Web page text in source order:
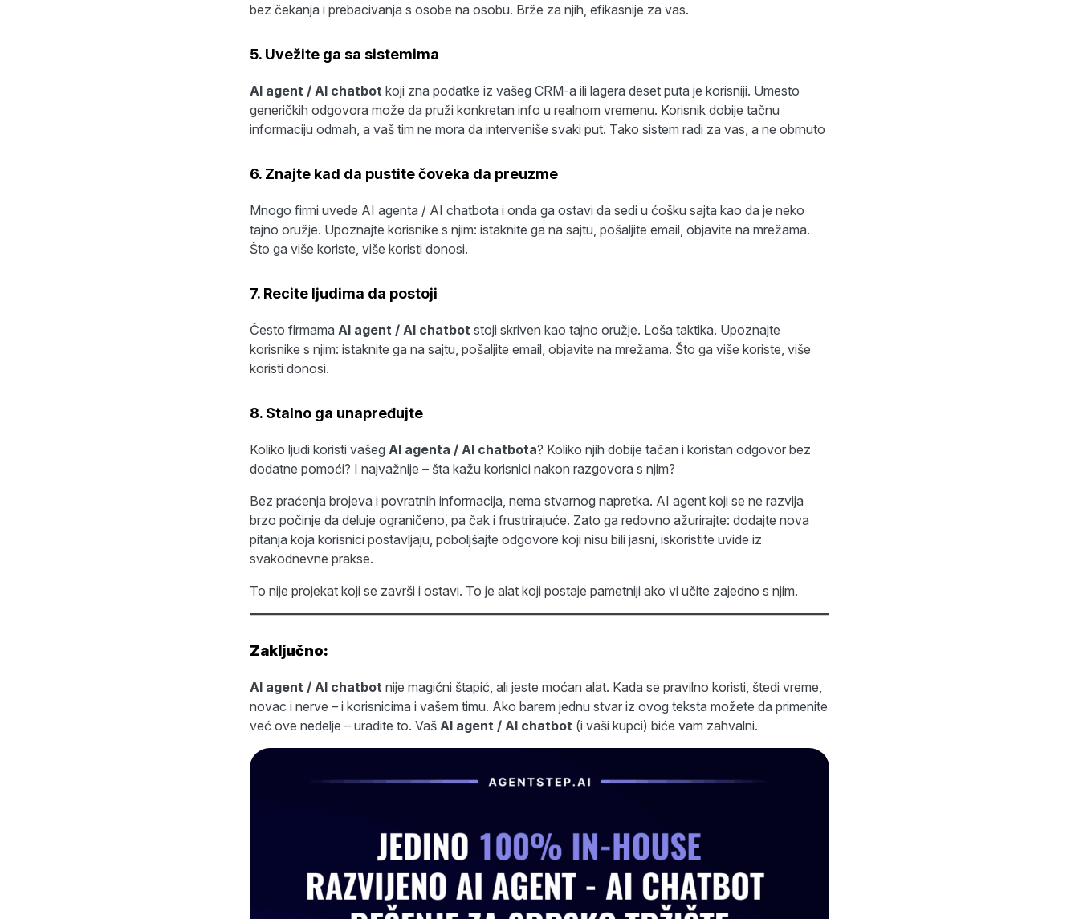
bez čekanja i prebacivanja s osobe na osobu. Brže za njih, efikasnije za vas.
5. Uvežite ga sa sistemima
AI agent / AI chatbot koji zna podatke iz vašeg CRM-a ili lagera deset puta je korisniji. Umesto
generičkih odgovora može da pruži konkretan info u realnom vremenu. Korisnik dobije tačnu
informaciju odmah, a vaš tim ne mora da interveniše svaki put. Tako sistem radi za vas, a ne obrnuto
6. Znajte kad da pustite čoveka da preuzme
Mnogo firmi uvede AI agenta / AI chatbota i onda ga ostavi da sedi u ćošku sajta kao da je neko
tajno oružje. Upoznajte korisnike s njim: istaknite ga na sajtu, pošaljite email, objavite na mrežama.
Što ga više koriste, više koristi donosi.
7. Recite ljudima da postoji
Često firmama AI agent / AI chatbot stoji skriven kao tajno oružje. Loša taktika. Upoznajte
korisnike s njim: istaknite ga na sajtu, pošaljite email, objavite na mrežama. Što ga više koriste, više
koristi donosi.
8. Stalno ga unapređujte
Koliko ljudi koristi vašeg AI agenta / AI chatbota? Koliko njih dobije tačan i koristan odgovor bez
dodatne pomoći? I najvažnije – šta kažu korisnici nakon razgovora s njim?
Bez praćenja brojeva i povratnih informacija, nema stvarnog napretka. AI agent koji se ne razvija
brzo počinje da deluje ograničeno, pa čak i frustrirajuće. Zato ga redovno ažurirajte: dodajte nova
pitanja koja korisnici postavljaju, poboljšajte odgovore koji nisu bili jasni, iskoristite uvide iz
svakodnevne prakse.
To nije projekat koji se završi i ostavi. To je alat koji postaje pametniji ako vi učite zajedno s njim.
Zaključno:
AI agent / AI chatbot nije magični štapić, ali jeste moćan alat. Kada se pravilno koristi, štedi vreme,
novac i nerve – i korisnicima i vašem timu. Ako barem jednu stvar iz ovog teksta možete da primenite
već ove nedelje – uradite to. Vaš AI agent / AI chatbot (i vaši kupci) biće vam zahvalni.